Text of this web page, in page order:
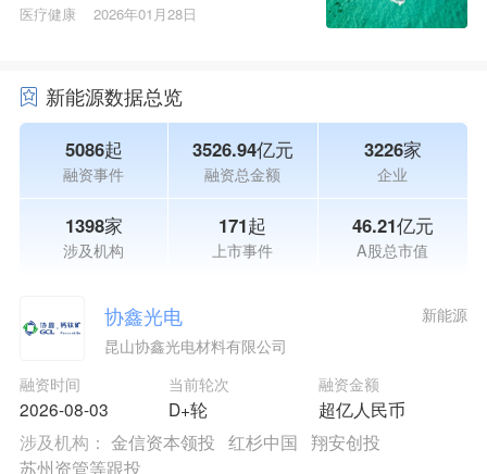
医疗健康 2026年01月28日
新能源数据总览
5086起
融资事件
3526.94亿元
融资总金额
3226家
企业
1398家
涉及机构
171起
上市事件
46.21亿元
A股总市值
协鑫光电
昆山协鑫光电材料有限公司
融资时间
2026-08-03
当前轮次
D+轮
融资金额
超亿人民币
新能源
涉及机构： 金信资本领投 红杉中国 翔安创投
苏州资管等跟投